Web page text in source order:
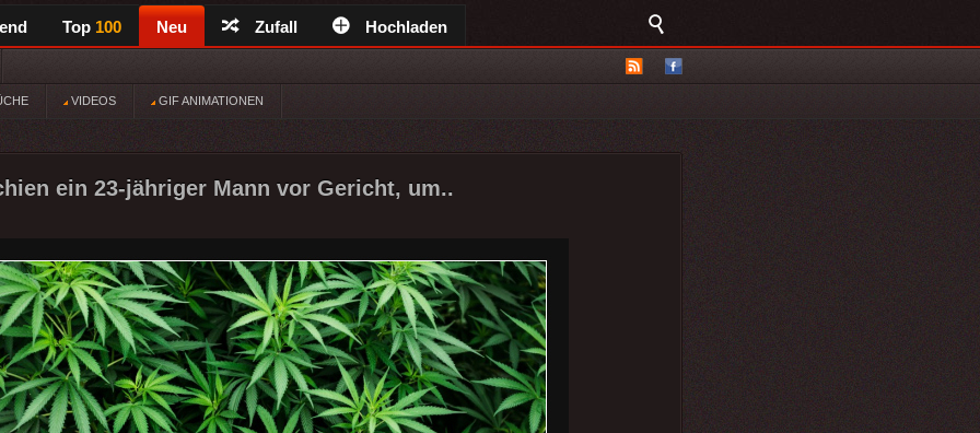
Top 100 Neu Zufall Hochladen
VIDEOS GIF ANIMATIONEN
ein 23-jähriger Mann vor Gericht, um..